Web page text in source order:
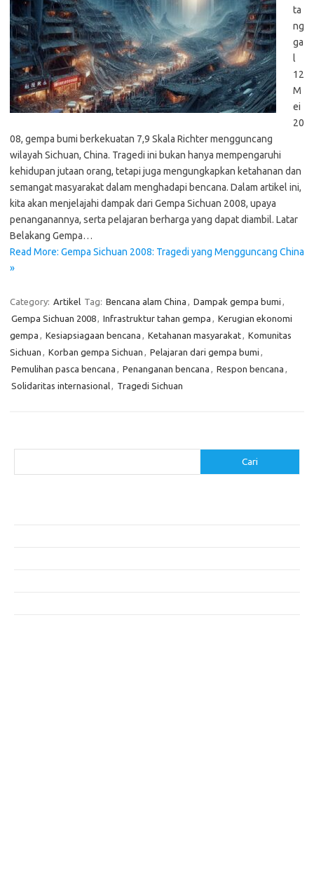
ta
ng
ga
l
12
M
ei
20
08, gempa bumi berkekuatan 7,9 Skala Richter mengguncang
wilayah Sichuan, China. Tragedi ini bukan hanya mempengaruhi
kehidupan jutaan orang, tetapi juga mengungkapkan ketahanan dan
semangat masyarakat dalam menghadapi bencana. Dalam artikel ini,
kita akan menjelajahi dampak dari Gempa Sichuan 2008, upaya
penanganannya, serta pelajaran berharga yang dapat diambil. Latar
Belakang Gempa…
Read More: Gempa Sichuan 2008: Tragedi yang Mengguncang China
»
Category: Artikel Tag: Bencana alam China , Dampak gempa bumi ,
Gempa Sichuan 2008, Infrastruktur tahan gempa , Kerugian ekonomi
gempa , Kesiapsiagaan bencana , Ketahanan masyarakat, Komunitas
Sichuan , Korban gempa Sichuan , Pelajaran dari gempa bumi ,
Pemulihan pasca bencana , Penanganan bencana , Respon bencana ,
Solidaritas internasional, Tragedi Sichuan
Cari